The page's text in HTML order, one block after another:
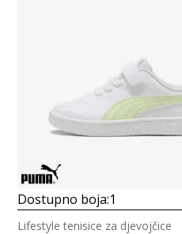
Dostupno boja:1
Lifestyle tenisice za djevojčice